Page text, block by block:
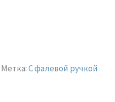
Метка:С фалевой ручкой